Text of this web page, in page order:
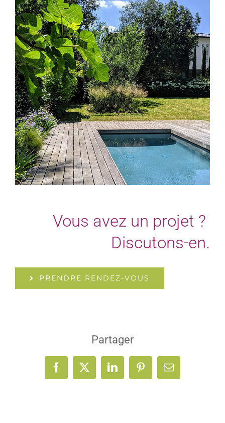
Vous avez un projet ?
Discutons-en.
PRENDRE RENDEZ-VOUS
Partager
Facebook
X LinkedInPinterestEmail